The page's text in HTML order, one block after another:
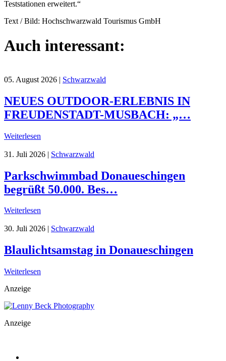
Teststationen erweitert.“
Text / Bild: Hochschwarzwald Tourismus GmbH
Auch interessant:
05. August 2026 | Schwarzwald
NEUES OUTDOOR-ERLEBNIS IN
FREUDENSTADT-MUSBACH: „…
Weiterlesen
31. Juli 2026 | Schwarzwald
Parkschwimmbad Donaueschingen
begrüßt 50.000. Bes…
Weiterlesen
30. Juli 2026 | Schwarzwald
Blaulichtsamstag in Donaueschingen
Weiterlesen
Anzeige
Anzeige